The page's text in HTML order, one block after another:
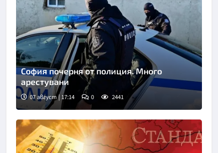
София почерня от полиция. Много
арестувани
07 август | 17:14 0 2441